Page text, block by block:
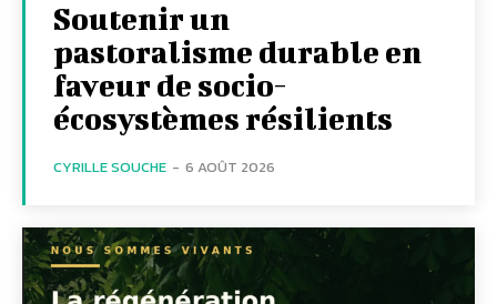
Soutenir un
pastoralisme durable en
faveur de socio-
écosystèmes résilients
CYRILLE SOUCHE - 6 AOÛT 2026